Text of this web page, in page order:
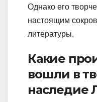
Однако его
настоящим
литературы.
Какие
вошли в
наследие